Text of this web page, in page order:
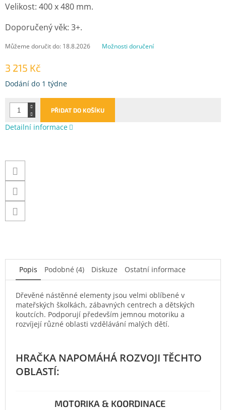
3 215 Kč
Měrná
Dodání do 1 týdne
Můžeme doručit do: 18.8.2026 Možnosti doručení
PŘIDAT DO KOŠÍKU
Velikost: 400 x 480 mm.
Doporučený věk: 3+.
Detailní informace
Popis Podobné (4) Diskuze Ostatní informace
Dřevěné nástěnné elementy jsou velmi oblíbené v
mateřských školkách, zábavných centrech a dětských
koutcích. Podporují především jemnou motoriku a
rozvíjejí různé oblasti vzdělávání malých dětí.
MOTORIKA & KOORDINACE